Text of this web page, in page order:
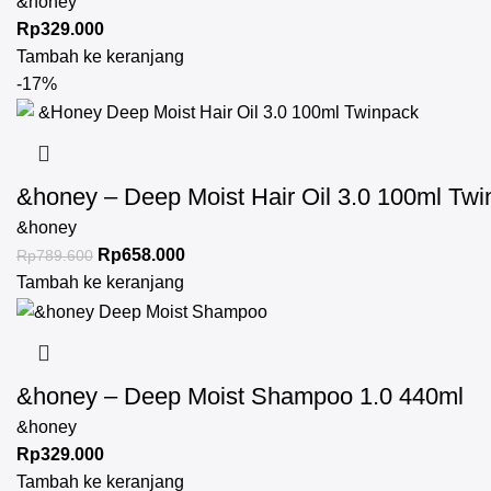
Rp329.000
Tambah ke keranjang
-17%
&honey – Deep Moist Hair Oil 3.0 100ml
&honey
Rp789.600 Rp658.000
Tambah ke keranjang
&honey – Deep Moist Shampoo 1.0 440ml
&honey
Rp329.000
Tambah ke keranjang